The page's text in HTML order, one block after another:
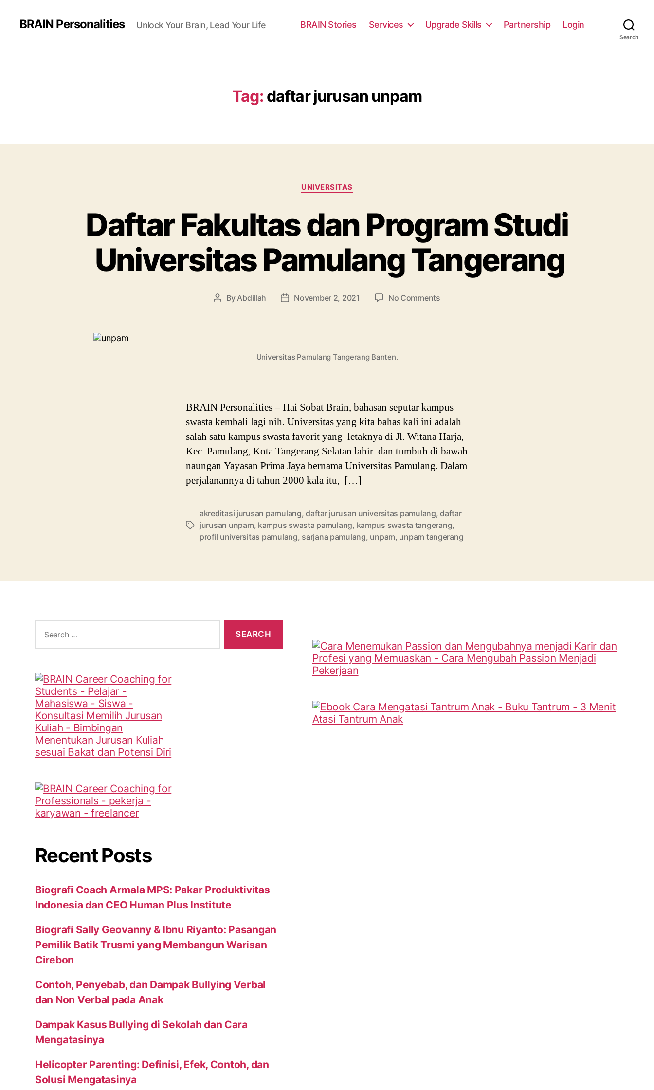
BRAIN Personalities Unlock Your Brain, Lead Your Life BRAIN Stories Services Upgrade Skills Partnership Login
Search
Tag: daftar jurusan unpam
Categories
UNIVERSITAS
Daftar Fakultas dan Program Studi
Universitas Pamulang Tangerang
Post
By Abdillah
PostNovember 2, 2021 No Commentson
Universitas Pamulang Tangerang Banten.
BRAIN Personalities – Hai Sobat Brain, bahasan seputar kampus
swasta kembali lagi nih. Universitas yang kita bahas kali ini adalah
salah satu kampus swasta favorit yang letaknya di Jl. Witana Harja,
Kec. Pamulang, Kota Tangerang Selatan lahir dan tumbuh di bawah
naungan Yayasan Prima Jaya bernama Universitas Pamulang. Dalam
perjalanannya di tahun 2000 kala itu, […]
Tags
akreditasi jurusan pamulang,daftar jurusan universitas pamulang,daftar
jurusan unpam, kampus swasta pamulang, kampus swasta tangerang,
profil universitas pamulang, sarjana pamulang, unpam, unpam tangerang
for:
Recent Posts
Biografi Coach Armala MPS: Pakar Produktivitas
Indonesia dan CEO Human Plus Institute
Biografi Sally Geovanny & Ibnu Riyanto: Pasangan
Pemilik Batik Trusmi yang Membangun Warisan
Cirebon
Contoh, Penyebab, dan Dampak Bullying Verbal
dan Non Verbal pada Anak
Dampak Kasus Bullying di Sekolah dan Cara
Mengatasinya
Helicopter Parenting: Definisi, Efek, Contoh, dan
Solusi Mengatasinya